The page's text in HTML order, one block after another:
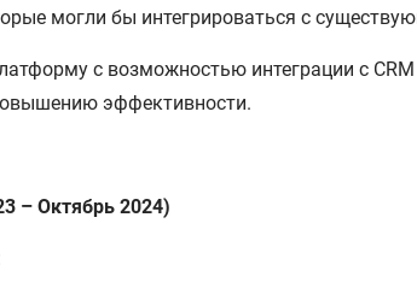
могли бы интегрироваться с
с возможностью интеграции с
эффективности.
– Октябрь 2024)